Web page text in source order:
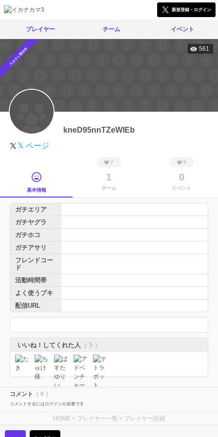
新規登録・ログイン
プレイヤー チーム イベント
スカウト受付中 561
kneD95nnTZeWIEb
𝕏 ページ
基本情報
7
1
チーム
0
0
イベント
ガチエリア
ガチヤグラ
ガチホコ
ガチアサリ
フレンドコー
ド
活動時間帯
よく使うブキ
配信URL
いいね！してくれた人 （ 5 ）
コメント （ 0 ）
コメントするにはログインが必要です
HOME > プレイヤー一覧 > プレイヤー詳細